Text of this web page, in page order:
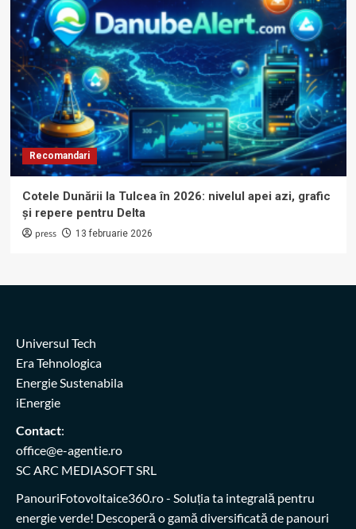
Recomandari
Cotele Dunării la Tulcea în 2026: nivelul apei azi, grafic
și repere pentru Delta
press 13 februarie 2026
Universul Tech
Era Tehnologica
Energie Sustenabila
iEnergie
Contact:
office@e-agentie.ro
SC ARC MEDIASOFT SRL
PanouriFotovoltaice360.ro- Soluția ta integrală pentru
energie verde! Descoperă o gamă diversificată de panouri